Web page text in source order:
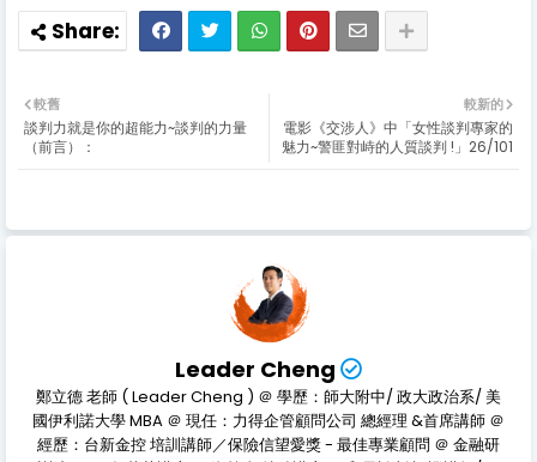
較新的
電影《交涉人》中「女性談判專家的
魅力~警匪對峙的人質談判 !」26/101
較舊
談判力就是你的超能力~談判的力量
（前言）：
Leader Cheng
鄭立德 老師 ( Leader Cheng ) ＠ 學歷：師大附中/ 政大政治系/ 美
國伊利諾大學 MBA ＠ 現任：力得企管顧問公司 總經理 &首席講師 ＠
經歷：台新金控 培訓講師／保險信望愛獎 - 最佳專業顧問 ＠ 金融研